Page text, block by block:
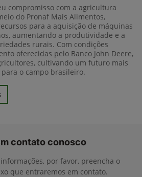
compromisso com a agricultura
do Pronaf Mais Alimentos,
para a aquisição de máquinas
aumentando a produtividade e a
rurais. Com condições
oferecidas pelo Banco John Deere,
cultivando um futuro mais
o campo brasileiro.
contato conosco
por favor, preencha o
que entraremos em contato.